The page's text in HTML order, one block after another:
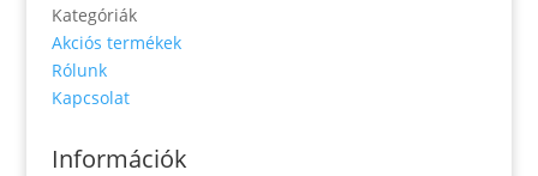
Kategóriák
Akciós termékek
Rólunk
Kapcsolat
Információk